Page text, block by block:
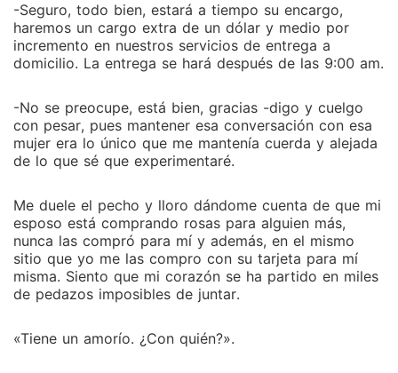
-Seguro, todo bien, estará a tiempo su encargo,
haremos un cargo extra de un dólar y medio por
incremento en nuestros servicios de entrega a
domicilio. La entrega se hará después de las 9:00 am.
-No se preocupe, está bien, gracias -digo y cuelgo
con pesar, pues mantener esa conversación con esa
mujer era lo único que me mantenía cuerda y alejada
de lo que sé que experimentaré.
Me duele el pecho y lloro dándome cuenta de que mi
esposo está comprando rosas para alguien más,
nunca las compró para mí y además, en el mismo
sitio que yo me las compro con su tarjeta para mí
misma. Siento que mi corazón se ha partido en miles
de pedazos imposibles de juntar.
«Tiene un amorío. ¿Con quién?».